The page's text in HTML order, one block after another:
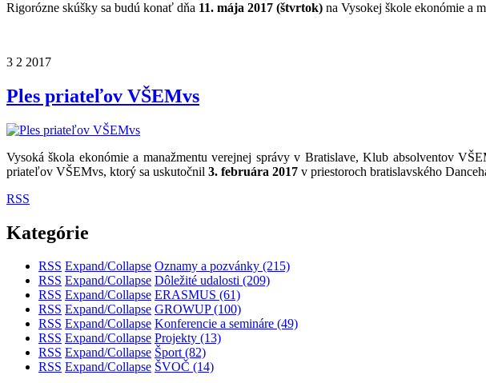
Rigorózne skúšky sa budú konať dňa 11. mája 2017 (štvrtok) na Vysokej škole ekonómie a
3 2 2017
Ples priateľov VŠEMvs
Vysoká škola ekonómie a manažmentu verejnej správy v Bratislave, Klub absolventov
priateľov VŠEMvs, ktorý sa uskutočnil 3. februára 2017 v priestoroch bratislavského
RSS
Kategórie
RSS Expand/Collapse Oznamy a pozvánky (215)
RSS Expand/Collapse Dôležité udalosti (209)
RSS Expand/Collapse ERASMUS (61)
RSS Expand/Collapse GROWUP(100)
RSS Expand/Collapse Konferencie a semináre (49)
RSS Expand/Collapse Projekty (13)
RSS Expand/Collapse Šport(82)
RSS Expand/Collapse ŠVOČ (14)